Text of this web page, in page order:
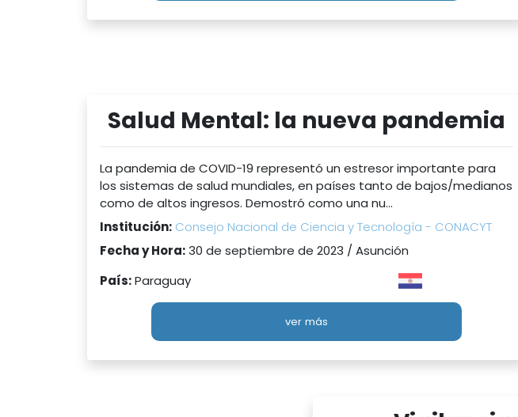
Salud Mental: la nueva pandemia
La pandemia de COVID-19 representó un estresor importante para
los sistemas de salud mundiales, en países tanto de bajos/medianos
como de altos ingresos. Demostró como una nu...
Institución: Consejo Nacional de Ciencia y Tecnología - CONACYT
Fecha y Hora:30 de septiembre de 2023 / Asunción
País:Paraguay
ver más